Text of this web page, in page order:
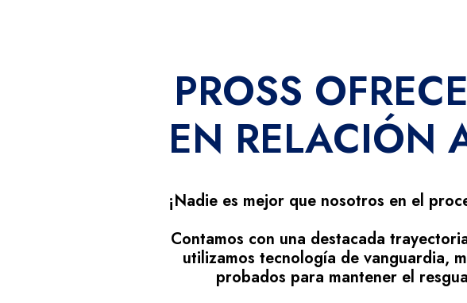
PROSS
EN RELACIÓN
¡Nadie es mejor que nosotros en el
Contamos con una destacada
utilizamos tecnología de vanguardia,
probados para mantener el